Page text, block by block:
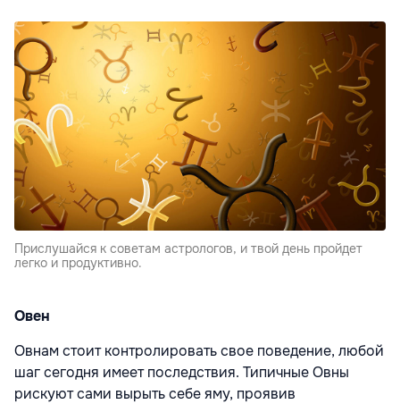
Прислушайся к советам астрологов, и твой день пройдет
легко и продуктивно.
Овен
Овнам стоит контролировать свое поведение, любой
шаг сегодня имеет последствия. Типичные Овны
рискуют сами вырыть себе яму, проявив